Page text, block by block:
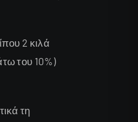
2 κιλά
του 10%)
τη